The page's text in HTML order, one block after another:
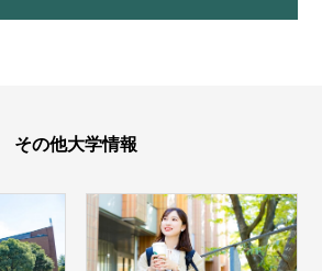
その他大学情報